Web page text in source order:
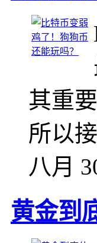
其重
所以
八月
黄金到